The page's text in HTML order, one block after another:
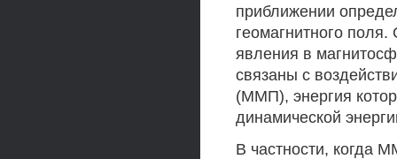
приближении
геомагнитного
явления в
связаны с
(ММП), энергия
динамической
В частности, когда